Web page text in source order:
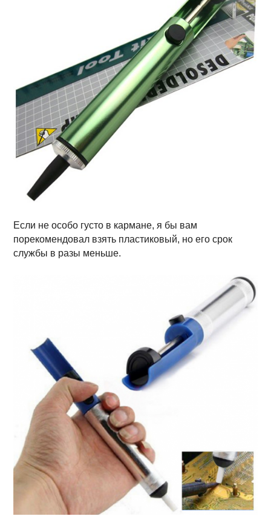
Если не особо густо в кармане, я бы вам
порекомендовал взять пластиковый, но его срок
службы в разы меньше.